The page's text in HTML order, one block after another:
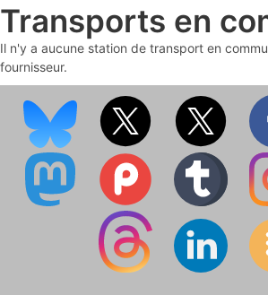
Transports en
Il n'y a aucune station de transport en
fournisseur.